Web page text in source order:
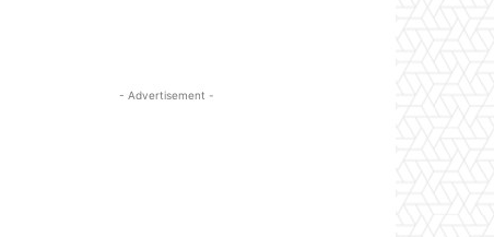
- Advertisement -